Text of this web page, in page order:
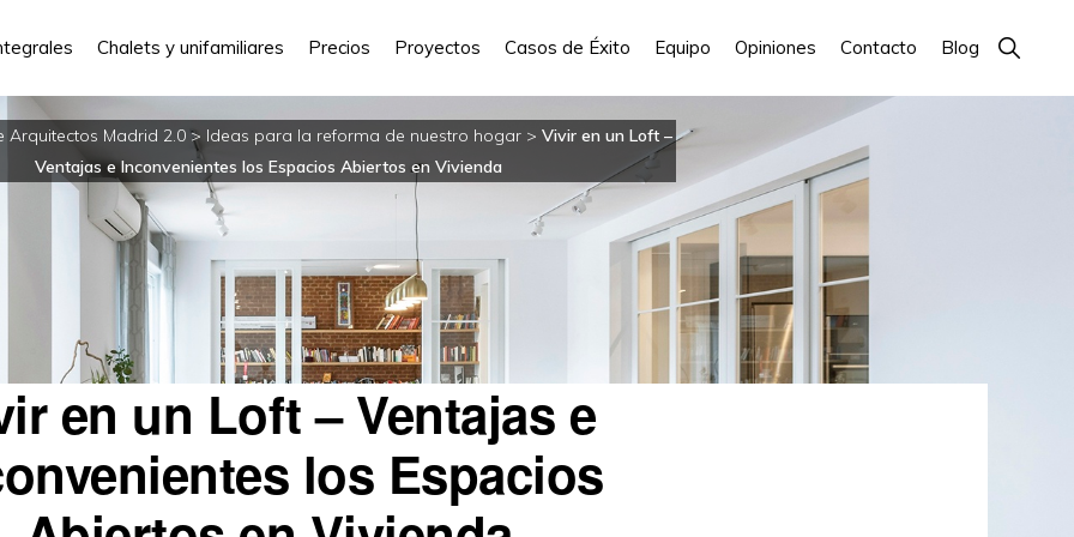
Chalets y unifamiliares Precios Proyectos Casos de Éxito Equipo Opiniones Contacto Blog Show
Search
Arquitectos Madrid 2.0> Ideas para la reforma de nuestro hogar> Vivir en un Loft –
Ventajas e Inconvenientes los Espacios Abiertos en Vivienda
en un Loft – Ventajas e
los Espacios